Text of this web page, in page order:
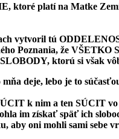
ktoré platí na Matke
vytvoril tú
Poznania, že
ktorú si však
deje, lebo je to
k nim a ten SÚCIT vo
im získať späť ich
aby oni mohli sami